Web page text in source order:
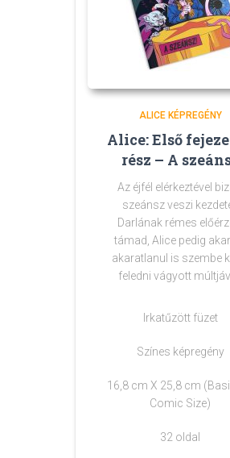
ALICE KÉPREGÉNY
Alice: Első
rész – A
Az éjfél elérkeztével
szeánsz veszi
Darlának rémes
támad, Alice pedig
akaratlanul is szembe
feledni vágyott
Irkatűzött füzet
Színes képregény
16,8 cm X 25,8 cm
Comic Size)
32 oldal